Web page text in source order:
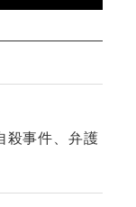
殺事件、弁護